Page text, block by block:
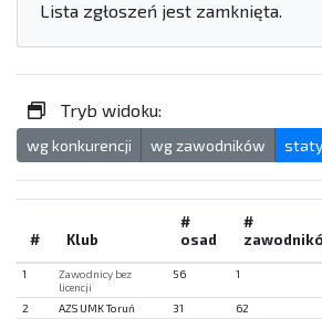
Lista zgłoszeń jest zamknięta.
Tryb widoku:
wg konkurencji wg zawodników
# Klub
#
osad
#
1
Zawodnicy bez
licencji
56 1
2 AZS UMK Toruń 31 62